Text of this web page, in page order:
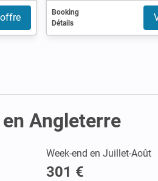
Booking
Détails
Angleterre
Week-end en Juillet-Août
301 €